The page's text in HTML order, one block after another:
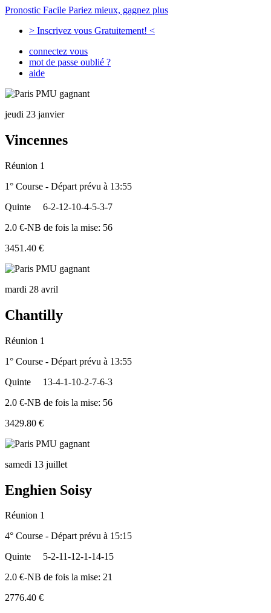
Pronostic Facile Pariez mieux, gagnez plus
> Inscrivez vous Gratuitement! <
connectez vous
mot de passe oublié ?
aide
jeudi 23 janvier
Vincennes
Réunion 1
1° Course - Départ prévu à 13:55
Quinte
6-2-12-10-4-5-3-7
2.0 €-NB de fois la mise: 56
3451.40 €
mardi 28 avril
Chantilly
Réunion 1
1° Course - Départ prévu à 13:55
Quinte
13-4-1-10-2-7-6-3
2.0 €-NB de fois la mise: 56
3429.80 €
samedi 13 juillet
Enghien Soisy
Réunion 1
4° Course - Départ prévu à 15:15
Quinte
5-2-11-12-1-14-15
2.0 €-NB de fois la mise: 21
2776.40 €